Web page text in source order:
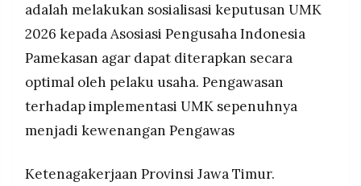
adalah melakukan sosialisasi keputusan UMK
2026 kepada Asosiasi Pengusaha Indonesia
Pamekasan agar dapat diterapkan secara
optimal oleh pelaku usaha. Pengawasan
terhadap implementasi UMK sepenuhnya
menjadi kewenangan Pengawas
Ketenagakerjaan Provinsi Jawa Timur.